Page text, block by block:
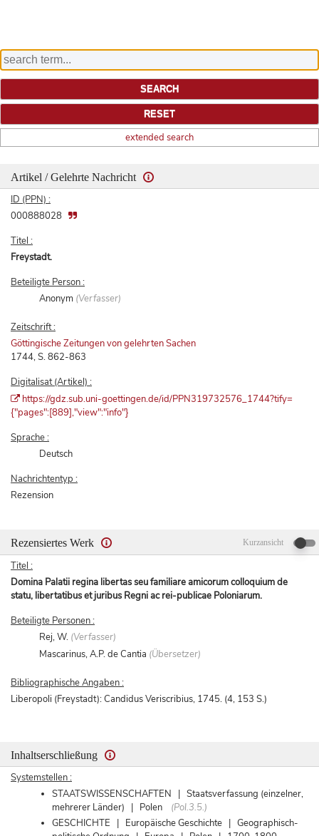
extended search
Artikel / Gelehrte Nachricht
ID (PPN) :
000888028
Titel :
Freystadt.
Beteiligte Person :
Anonym (Verfasser)
Zeitschrift :
Göttingische Zeitungen von gelehrten Sachen
1744, S. 862-863
Digitalisat (Artikel) :
https://gdz.sub.uni-goettingen.de/id/PPN319732576_1744?tify=
{"pages":[889],"view":"info"}
Sprache :
Deutsch
Nachrichtentyp :
Rezension
Rezensiertes Werk Kurzansicht
Titel :
Domina Palatii regina libertas seu familiare amicorum colloquium de
statu, libertatibus et juribus Regni ac rei-publicae Poloniarum.
Beteiligte Personen :
Rej, W. (Verfasser)
Mascarinus, A.P. de Cantia (Übersetzer)
Bibliographische Angaben :
Liberopoli (Freystadt): Candidus Veriscribius, 1745. (4, 153 S.)
Inhaltserschließung
Systemstellen :
STAATSWISSENSCHAFTEN | Staatsverfassung (einzelner,
mehrerer Länder) | Polen
(Pol.3.5.)
GESCHICHTE | Europäische Geschichte | Geographisch-